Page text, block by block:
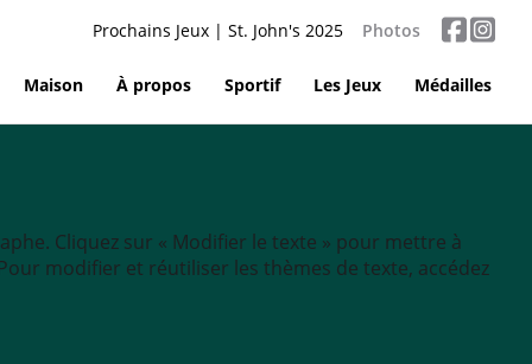
Prochains Jeux | St. John's 2025 Photos
Maison À propos Sportif Les Jeux Médailles
Cliquez sur « Modifier le texte » pour mettre à
modifier et réutiliser les thèmes de texte, accédez